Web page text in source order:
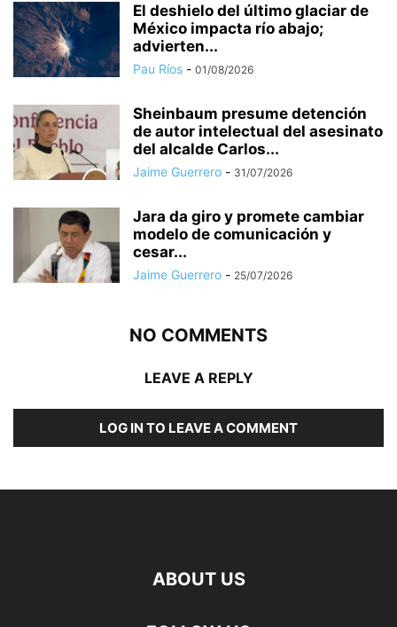
El deshielo del último glaciar de
México impacta río abajo;
advierten...
Pau Ríos - 01/08/2026
Sheinbaum presume detención
de autor intelectual del asesinato
del alcalde Carlos...
Jaime Guerrero - 31/07/2026
Jara da giro y promete cambiar
modelo de comunicación y
cesar...
Jaime Guerrero - 25/07/2026
NO COMMENTS
LEAVE A REPLY
LOG IN TO LEAVE A COMMENT
ABOUT US